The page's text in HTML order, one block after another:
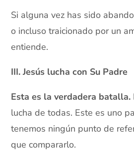
Si alguna vez has sido
o incluso traicionado por un
entiende.
III. Jesús lucha con Su Padre
Esta es la verdadera batalla.
lucha de todas. Este es uno
tenemos ningún punto de
que compararlo.